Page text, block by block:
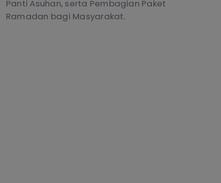
Panti Asuhan, serta Pembagian Paket
Ramadan bagi Masyarakat.